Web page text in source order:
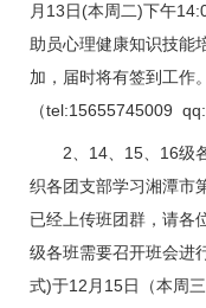
月 13日(本周二)下午
助员心理健康知识技能
加，届时将有签到工作
（tel:15655745009
2 14 15 16级
织各团支部学习湘潭市
已经上传班团群，请各
级各班需要召开班会进
式)于12 月 15日（本周